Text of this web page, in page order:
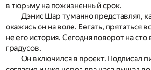
в тюрьму на пожизненный срок.
Дэнис Шар туманно представлял,
окажись он на воле. Бегать, прятаться
не его история. Сегодня поворот на сто
градусов.
Он включился в проект. Подписал